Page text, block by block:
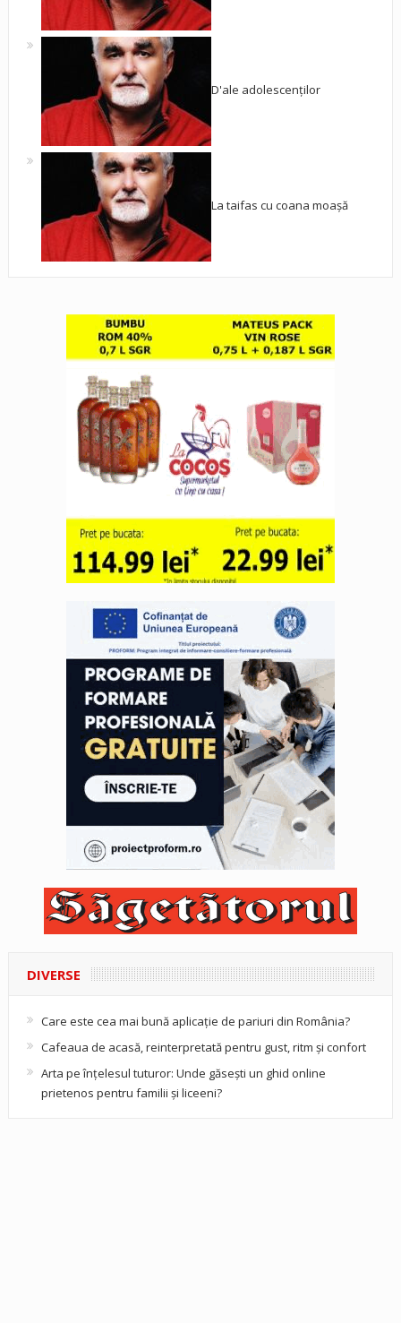
D'ale adolescenților
La taifas cu coana moașă
DIVERSE
Care este cea mai bună aplicație de pariuri din România?
Cafeaua de acasă, reinterpretată pentru gust, ritm și confort
Arta pe înțelesul tuturor: Unde găsești un ghid online
prietenos pentru familii și liceeni?